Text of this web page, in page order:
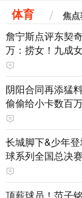
体育 焦
詹宁斯点评东契
万：捞女！九成
阴阳合同再添猛
偷偷给小卡数百
长城脚下&少年
球系列全国总决
顶薪球员！范子